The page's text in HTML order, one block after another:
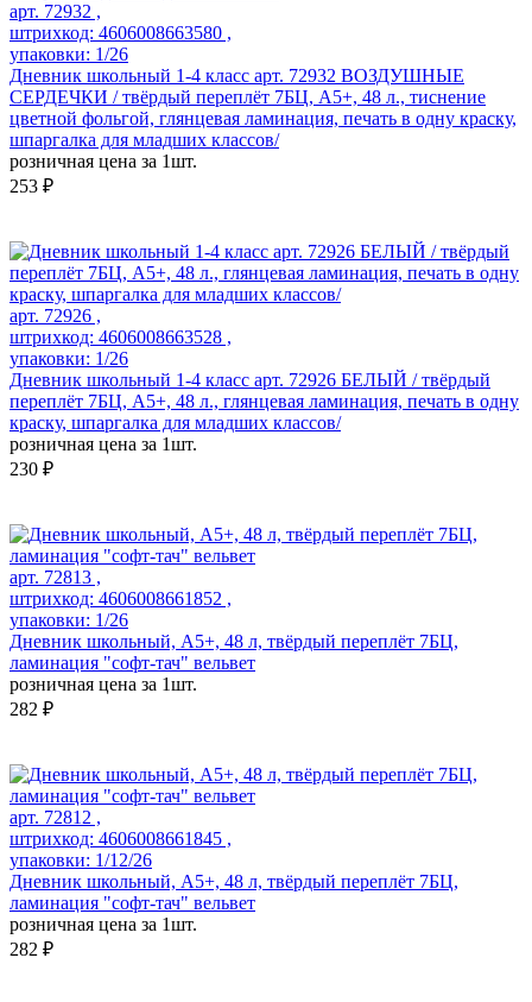
арт. 72932 ,
штрихкод: 4606008663580 ,
упаковки: 1/26
Дневник школьный 1-4 класс арт. 72932 ВОЗДУШНЫЕ
СЕРДЕЧКИ / твёрдый переплёт 7БЦ, А5+, 48 л., тиснение
цветной фольгой, глянцевая ламинация, печать в одну краску,
шпаргалка для младших классов/
розничная цена за 1шт.
253 ₽
арт. 72926 ,
штрихкод: 4606008663528 ,
упаковки: 1/26
Дневник школьный 1-4 класс арт. 72926 БЕЛЫЙ / твёрдый
переплёт 7БЦ, А5+, 48 л., глянцевая ламинация, печать в одну
краску, шпаргалка для младших классов/
розничная цена за 1шт.
230 ₽
арт. 72813 ,
штрихкод: 4606008661852 ,
упаковки: 1/26
Дневник школьный, А5+, 48 л, твёрдый переплёт 7БЦ,
ламинация "софт-тач" вельвет
розничная цена за 1шт.
282 ₽
арт. 72812 ,
штрихкод: 4606008661845 ,
упаковки: 1/12/26
Дневник школьный, А5+, 48 л, твёрдый переплёт 7БЦ,
ламинация "софт-тач" вельвет
розничная цена за 1шт.
282 ₽